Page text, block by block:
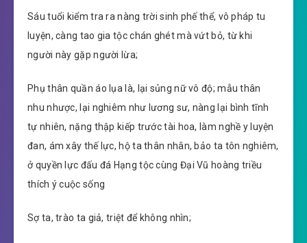
Sáu tuổi kiểm tra ra nàng trời sinh phế thể, vô pháp tu
luyện, càng tao gia tộc chán ghét mà vứt bỏ, từ khi
người này gặp người lừa;
Phụ thân quần áo lụa là, lại sủng nữ vô độ; mẫu thân
nhu nhược, lại nghiêm như lương sư, nàng lại bình tĩnh
tự nhiên, nặng thập kiếp trước tài hoa, làm nghề y luyện
đan, ám xây thế lực, hộ ta thân nhân, bảo ta tôn nghiêm,
ở quyền lực đấu đá Hạng tộc cùng Đại Vũ hoàng triều
thích ý cuộc sống
Sợ ta, trào ta giả, triệt để không nhìn;